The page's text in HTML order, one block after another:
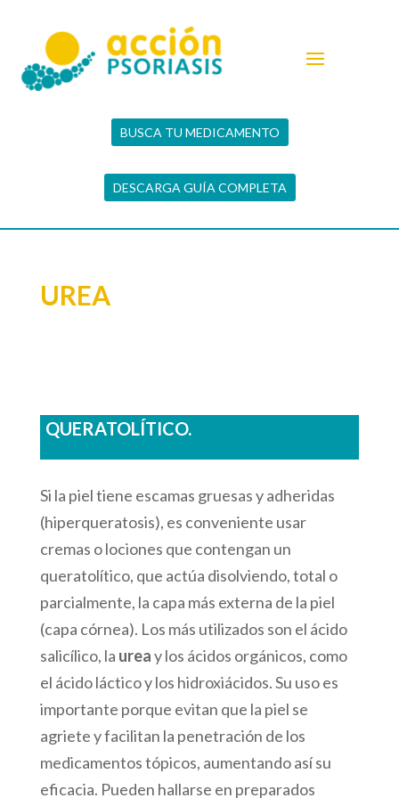
BUSCA TU MEDICAMENTO
DESCARGA GUÍA COMPLETA
UREA
QUERATOLÍTICO.
Si la piel tiene escamas gruesas y adheridas
(hiperqueratosis), es conveniente usar
cremas o lociones que contengan un
queratolítico, que actúa disolviendo, total o
parcialmente, la capa más externa de la piel
(capa córnea). Los más utilizados son el ácido
salicílico, la ureay los ácidos orgánicos, como
el ácido láctico y los hidroxiácidos. Su uso es
importante porque evitan que la piel se
agriete y facilitan la penetración de los
medicamentos tópicos, aumentando así su
eficacia. Pueden hallarse en preparados